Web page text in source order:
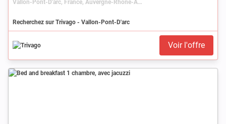
Vallon-Pont-D'arc, France, Auvergne-Rhône-Alpes, Rhône-Alpes, Ardèche
Recherchez sur Trivago - Vallon-Pont-D'arc
Voir l'offre